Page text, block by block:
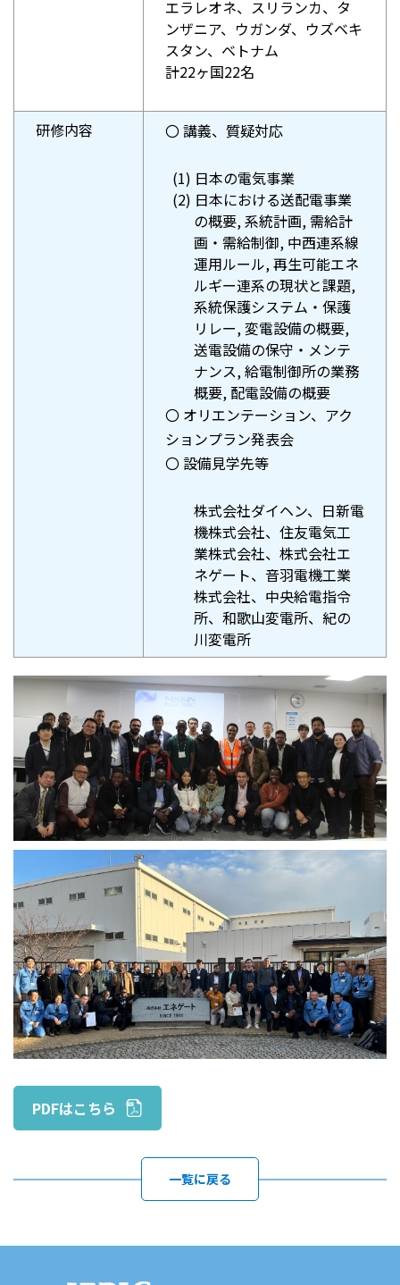
エラレオネ、スリランカ、タ
ンザニア、ウガンダ、ウズベキ
スタン、ベトナム
計22ヶ国22名
研修内容 〇 講義、質疑対応
(1) 日本の電気事業
(2) 日本における送配電事業
の概要, 系統計画, 需給計
画・需給制御, 中西連系線
運用ルール, 再生可能エネ
ルギー連系の現状と課題,
系統保護システム・保護
リレー, 変電設備の概要,
送電設備の保守・メンテ
ナンス, 給電制御所の業務
概要, 配電設備の概要
〇 オリエンテーション、アク
ションプラン発表会
〇 設備見学先等
株式会社ダイヘン、日新電
機株式会社、住友電気工
業株式会社、株式会社エ
ネゲート、音羽電機工業
株式会社、中央給電指令
所、和歌山変電所、紀の
川変電所
PDFはこちら
一覧に戻る